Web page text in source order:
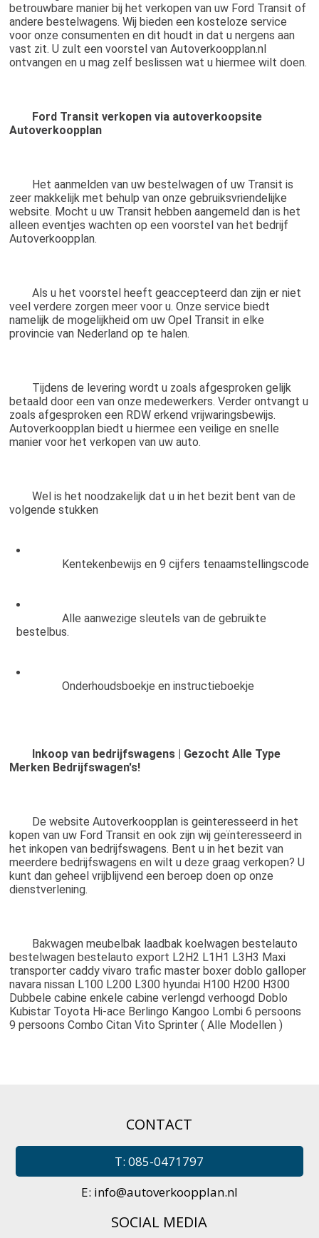
betrouwbare manier bij het verkopen van uw Ford Transit of
andere bestelwagens. Wij bieden een kosteloze service
voor onze consumenten en dit houdt in dat u nergens aan
vast zit. U zult een voorstel van Autoverkoopplan.nl
ontvangen en u mag zelf beslissen wat u hiermee wilt doen.
Ford Transit verkopen via autoverkoopsite
Autoverkoopplan
zeer makkelijk met behulp van onze gebruiksvriendelijke
website. Mocht u uw Transit hebben aangemeld dan is het
alleen eventjes wachten op een voorstel van het bedrijf
Autoverkoopplan.
	Als u het voorstel heeft geaccepteerd dan zijn er niet
veel verdere zorgen meer voor u. Onze service biedt
namelijk de mogelijkheid om uw Opel Transit in elke
provincie van Nederland op te halen.
betaald door een van onze medewerkers. Verder ontvangt u
zoals afgesproken een RDW erkend vrijwaringsbewijs.
Autoverkoopplan biedt u hiermee een veilige en snelle
manier voor het verkopen van uw auto.
	Wel is het noodzakelijk dat u in het bezit bent van de
volgende stukken
		Kentekenbewijs en 9 cijfers tenaamstellingscode
		Alle aanwezige sleutels van de gebruikte
bestelbus.
		Onderhoudsboekje en instructieboekje
Inkoop van bedrijfswagens | Gezocht Alle Type
Merken Bedrijfswagen's!
kopen van uw Ford Transit en ook zijn wij geïnteresseerd in
het inkopen van bedrijfswagens. Bent u in het bezit van
meerdere bedrijfswagens en wilt u deze graag verkopen? U
kunt dan geheel vrijblijvend een beroep doen op onze
dienstverlening.
bestelwagen bestelauto export L2H2 L1H1 L3H3 Maxi
transporter caddy vivaro trafic master boxer doblo galloper
navara nissan L100 L200 L300 hyundai H100 H200 H300
Dubbele cabine enkele cabine verlengd verhoogd Doblo
Kubistar Toyota Hi-ace Berlingo Kangoo Lombi 6 persoons
9 persoons Combo Citan Vito Sprinter ( Alle Modellen )
CONTACT
T: 085-0471797
E: info@autoverkoopplan.nl
SOCIAL MEDIA